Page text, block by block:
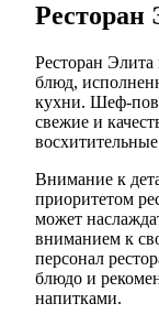
Ресторан
Ресторан Элита
блюд,
кухни. Шеф-
свежие и
Внимание к
приоритетом
может
вниманием к
персонал
блюдо и
напитками.